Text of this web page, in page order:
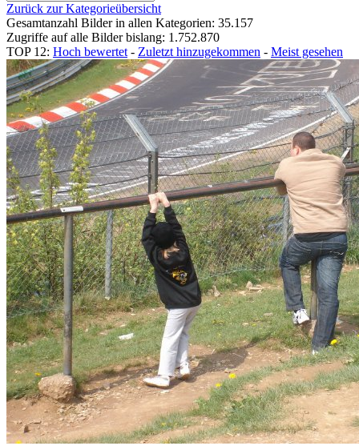
Zurück zur Kategorieübersicht
Gesamtanzahl Bilder in allen Kategorien: 35.157
Zugriffe auf alle Bilder bislang: 1.752.870
TOP 12: Hoch bewertet - Zuletzt hinzugekommen - Meist gesehen